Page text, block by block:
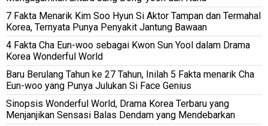
7 Fakta Menarik Kim Soo Hyun Si Aktor Tampan dan Termahal
Korea, Ternyata Punya Penyakit Jantung Bawaan
4 Fakta Cha Eun-woo sebagai Kwon Sun Yool dalam Drama
Korea Wonderful World
Baru Berulang Tahun ke 27 Tahun, Inilah 5 Fakta menarik Cha
Eun-woo yang Punya Julukan Si Face Genius
Sinopsis Wonderful World, Drama Korea Terbaru yang
Menjanjikan Sensasi Balas Dendam yang Mendebarkan